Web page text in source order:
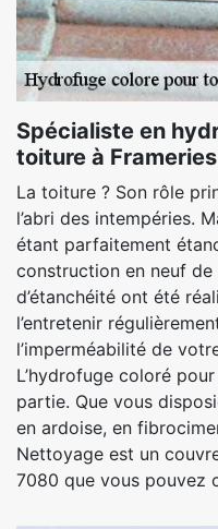
Spécialiste en
toiture à Frameries
La toiture ? Son rôle
l’abri des intempéries.
étant parfaitement
construction en neuf
d’étanchéité ont été
l’entretenir
l’imperméabilité de
L’hydrofuge coloré
partie. Que vous
en ardoise, en
Nettoyage est un
7080 que vous pouvez